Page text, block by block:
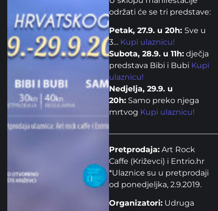
održati će se tri predstave:
Petak, 27.9. u 20h: Sve u
3… Kupi ulaznicu!
Subota, 28.9. u 11h: dječja
predstava Bibi i Bubi Kupi
ulaznicu!
Nedjelja, 29.9. u
20h: Samo preko njega
mrtvog Kupi ulaznicu!
Pretprodaja: Art Rock
Caffe (Križevci) i Entrio.hr
*Ulaznice su u pretprodaji
od ponedjeljka, 2.9.2019.
Organizatori: Udruga